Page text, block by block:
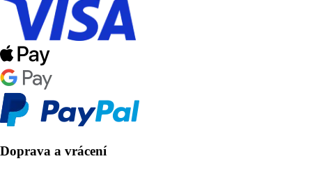
Doprava a vrácení